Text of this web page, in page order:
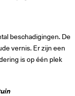
beschadigingen. De
vernis. Er zijn een
is op één plek